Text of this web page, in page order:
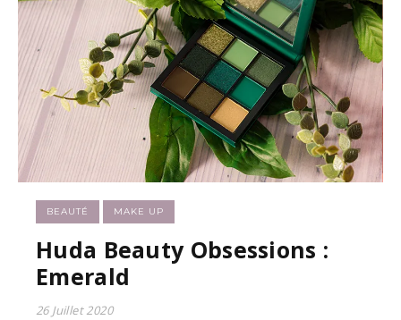
BEAUTÉ MAKE UP
Huda Beauty Obsessions :
Emerald
26 Juillet 2020